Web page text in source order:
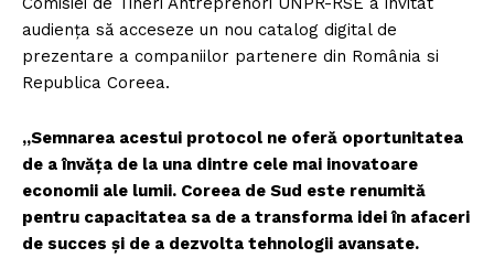
audiența să acceseze un nou catalog digital de
prezentare a companiilor partenere din România si
Republica Coreea.
„​​Semnarea acestui protocol ne oferă oportunitatea
de a învăța de la una dintre cele mai inovatoare
economii ale lumii. Coreea de Sud este renumită
pentru capacitatea sa de a transforma idei în afaceri
de succes și de a dezvolta tehnologii avansate.